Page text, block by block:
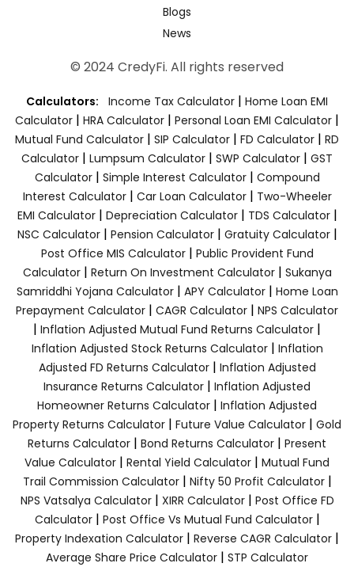
Blogs
News
© 2024 CredyFi. All rights reserved
Calculators: Income Tax Calculator | Home Loan EMI
Calculator | HRA Calculator | Personal Loan EMI Calculator |
Mutual Fund Calculator | SIP Calculator | FD Calculator | RD
Calculator | Lumpsum Calculator | SWP Calculator | GST
Calculator| Simple Interest Calculator| Compound
Interest Calculator| Car Loan Calculator| Two-Wheeler
EMI Calculator| Depreciation Calculator| TDS Calculator|
NSC Calculator| Pension Calculator| Gratuity Calculator|
Post Office MIS Calculator| Public Provident Fund
Calculator| Return On Investment Calculator| Sukanya
Samriddhi Yojana Calculator| APY Calculator| Home Loan
Prepayment Calculator | CAGR Calculator | NPS Calculator
| Inflation Adjusted Mutual Fund Returns Calculator |
Inflation Adjusted Stock Returns Calculator| Inflation
Adjusted FD Returns Calculator| Inflation Adjusted
Insurance Returns Calculator | Inflation Adjusted
Homeowner Returns Calculator | Inflation Adjusted
Property Returns Calculator | Future Value Calculator | Gold
Returns Calculator | Bond Returns Calculator | Present
Value Calculator | Rental Yield Calculator | Mutual Fund
Trail Commission Calculator| Nifty 50 Profit Calculator|
NPS Vatsalya Calculator| XIRR Calculator| Post Office FD
Calculator| Post Office Vs Mutual Fund Calculator|
Property Indexation Calculator | Reverse CAGR Calculator |
Average Share Price Calculator | STP Calculator